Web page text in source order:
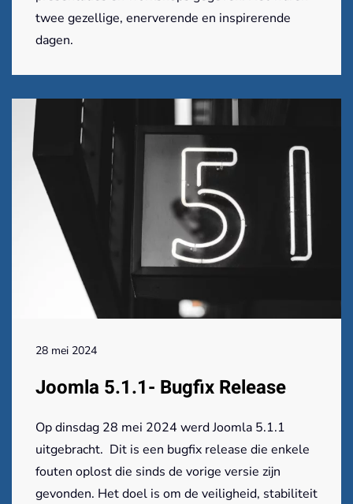
twee gezellige, enerverende en inspirerende
dagen.
28 mei 2024
Joomla 5.1.1- Bugfix Release
Op dinsdag 28 mei 2024 werd Joomla 5.1.1
uitgebracht. Dit is een bugfix release die enkele
fouten oplost die sinds de vorige versie zijn
gevonden. Het doel is om de veiligheid, stabiliteit